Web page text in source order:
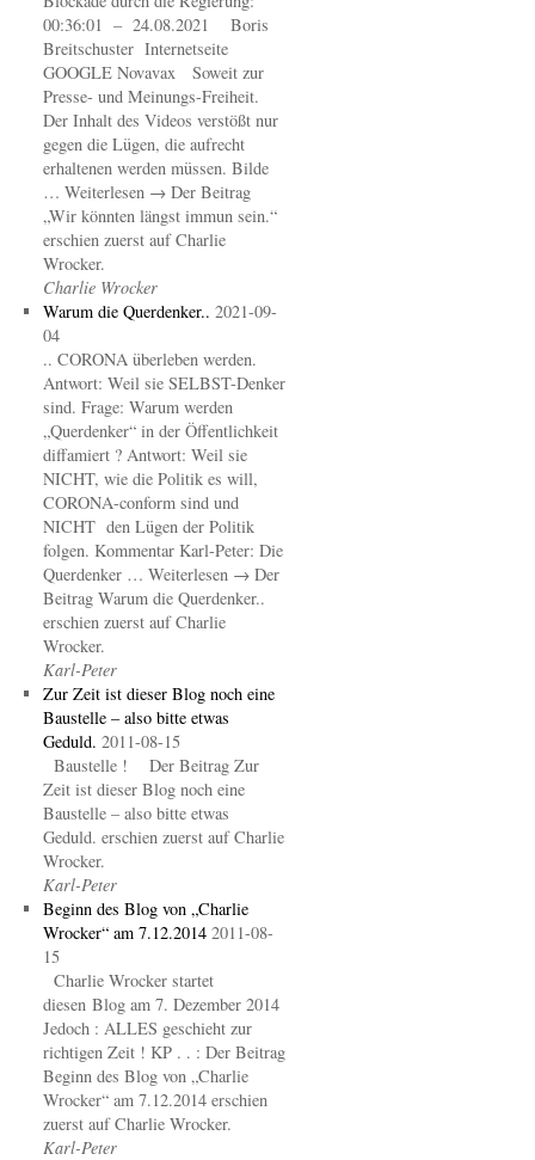
00:36:01 – 24.08.2021 Boris
Breitschuster Internetseite
GOOGLE Novavax Soweit zur
Presse- und Meinungs-Freiheit.
Der Inhalt des Videos verstößt nur
gegen die Lügen, die aufrecht
erhaltenen werden müssen. Bilde
… Weiterlesen → Der Beitrag
„Wir könnten längst immun sein.“
erschien zuerst auf Charlie
Wrocker.
Charlie Wrocker
Warum die Querdenker.. 2021-09-
04
.. CORONA überleben werden.
Antwort: Weil sie SELBST-Denker
sind. Frage: Warum werden
„Querdenker“ in der Öffentlichkeit
diffamiert ? Antwort: Weil sie
NICHT, wie die Politik es will,
CORONA-conform sind und
NICHT den Lügen der Politik
folgen. Kommentar Karl-Peter: Die
Querdenker … Weiterlesen → Der
Beitrag Warum die Querdenker..
erschien zuerst auf Charlie
Wrocker.
Karl-Peter
Zur Zeit ist dieser Blog noch eine
Baustelle – also bitte etwas
Geduld. 2011-08-15
Baustelle ! Der Beitrag Zur
Zeit ist dieser Blog noch eine
Baustelle – also bitte etwas
Geduld. erschien zuerst auf Charlie
Wrocker.
Karl-Peter
Beginn des Blog von „Charlie
Wrocker“ am 7.12.2014 2011-08-
15
Charlie Wrocker startet
diesen Blog am 7. Dezember 2014
Jedoch : ALLES geschieht zur
richtigen Zeit ! KP . . : Der Beitrag
Beginn des Blog von „Charlie
Wrocker“ am 7.12.2014 erschien
zuerst auf Charlie Wrocker.
Karl-Peter